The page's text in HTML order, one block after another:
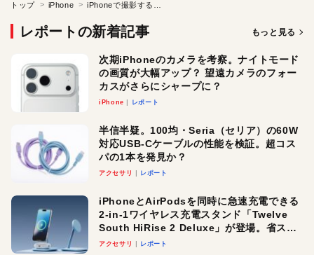
トップ iPhone
レポートの新着記事 もっと見る
次期iPhoneのカメラを考察。ナイトモード
の画質が大幅アップ？ 望遠カメラのフォー
カスがさらにシャープに？
iPhone レポート
半信半疑。100均・Seria（セリア）の60W
対応USB-Cケーブルの性能を検証。超コス
パの1本を発見か？
アクセサリ レポート
iPhoneとAirPodsを同時に急速充電できる
2-in-1ワイヤレス充電スタンド「Twelve
South HiRise 2 Deluxe」が登場。省スペ
ースでおしゃれに充電したい人にオスス
アクセサリ レポート